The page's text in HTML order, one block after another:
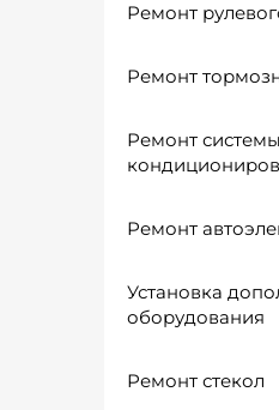
Ремонт
Ремонт
Ремонт системы
Ремонт
Установка
оборудования
Ремонт стекол